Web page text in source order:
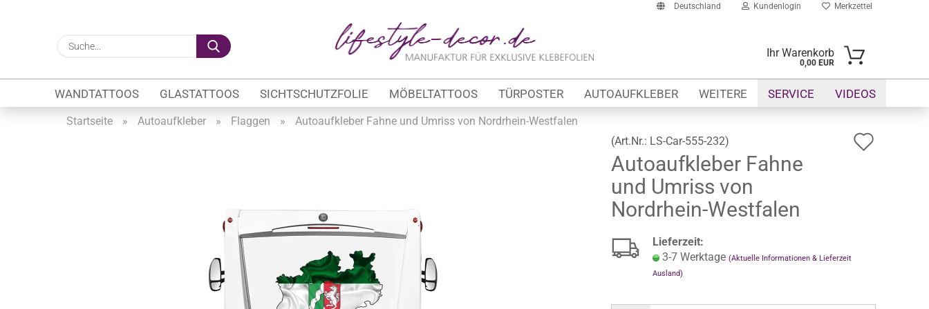
Deutschland
Lieferland
Kundenlogin
E-Mail
Passwort
Konto erstellen
Passwort vergessen?
Merkzettel
Suche...
Ihr Warenkorb
0,00 EUR
WANDTATTOOS GLASTATTOOS SICHTSCHUTZFOLIE MÖBELTATTOOS TÜRPOSTER AUTOAUFKLEBER SERVICE VIDEOS
WEITERE
Schaufensterbeschriftung
Öffnungszeiten
Sichtschutzfolien Gewerbe
Glasbeschriftung
Glasmotive
Durchlaufschutz
Startseite » Autoaufkleber » Flaggen »
Autoaufkleber Fahne und Umriss von Nordrhein-Westfalen
(Art.Nr.: LS-Car-555-232)
Autoaufkleber Fahne
und Umriss von
Nordrhein-Westfalen
Lieferzeit:
3-7 Werktage (Aktuelle Informationen & Lieferzeit
Ausland)